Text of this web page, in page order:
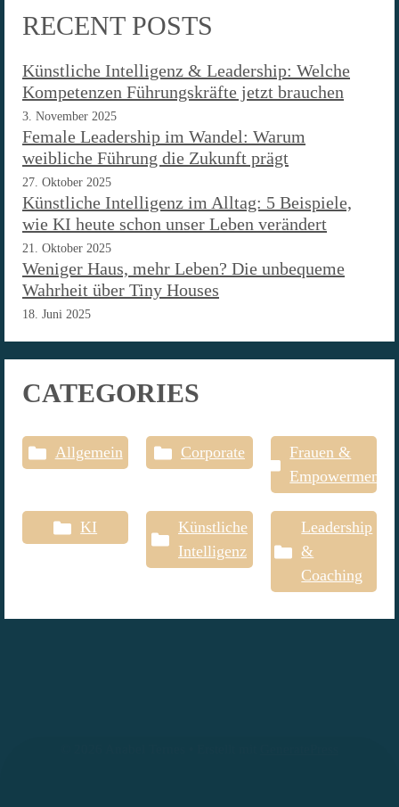
RECENT POSTS
Künstliche Intelligenz & Leadership: Welche
Kompetenzen Führungskräfte jetzt brauchen
3. November 2025
Female Leadership im Wandel: Warum
weibliche Führung die Zukunft prägt
27. Oktober 2025
Künstliche Intelligenz im Alltag: 5 Beispiele,
wie KI heute schon unser Leben verändert
21. Oktober 2025
Weniger Haus, mehr Leben? Die unbequeme
Wahrheit über Tiny Houses
18. Juni 2025
CATEGORIES
Allgemein Corporate
Frauen &
Empowerment
KI
Künstliche
Intelligenz
Leadership
&
Coaching